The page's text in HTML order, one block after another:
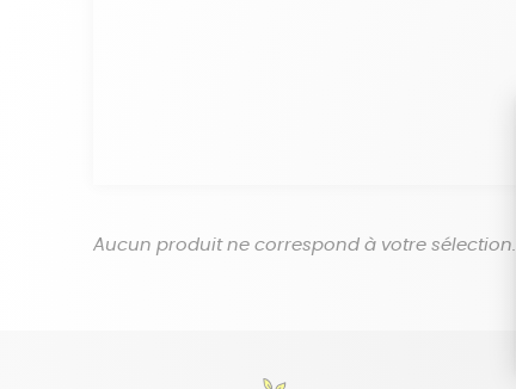
Aucun produit ne correspond à votre sélection.